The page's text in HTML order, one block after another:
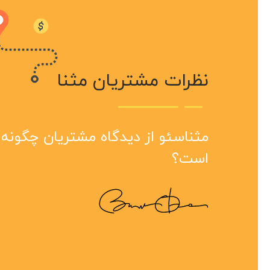
نظرات مشتریان مثنا
مثناسئو از دیدگاه مشتریان چگونه
است؟